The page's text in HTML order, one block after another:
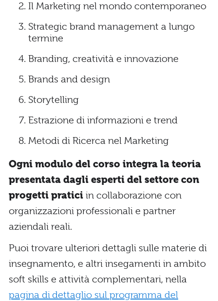
Il Marketing nel mondo contemporaneo
Strategic brand management a lungo
termine
Branding, creatività e innovazione
Brands and design
Storytelling
Estrazione di informazioni e trend
Metodi di Ricerca nel Marketing
Ogni modulo del corso integra la teoria
presentata dagli esperti del settore con
progetti pratici in collaborazione con
organizzazioni professionali e partner
aziendali reali.
Puoi trovare ulteriori dettagli sulle materie di
insegnamento, e altri insegamenti in ambito
soft skills e attività complementari, nella
pagina di dettaglio sul programma del